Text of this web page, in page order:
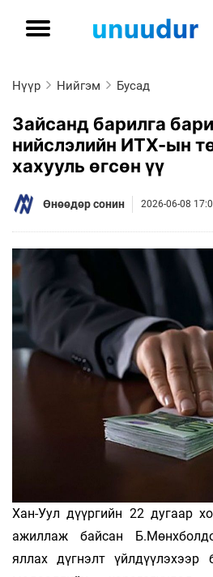
Нүүр Нийгэм Бусад
Зайсанд барилга
нийслэлийн ИТХ-ын
хахууль өгсөн үү
Өнөөдөр сонин 2026-06-08
Хан-Уул дүүргийн 22 дугаар
ажиллаж байсан
яллах дүгнэлт үйлдүүлэхээр